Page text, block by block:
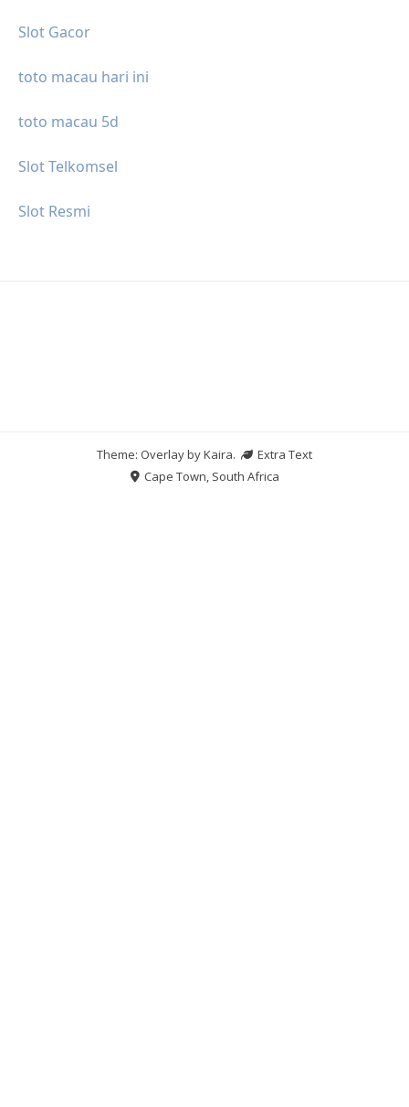
Slot Gacor
toto macau hari ini
toto macau 5d
Slot Telkomsel
Slot Resmi
Theme: Overlay byKaira.
Extra Text
Cape Town, South Africa